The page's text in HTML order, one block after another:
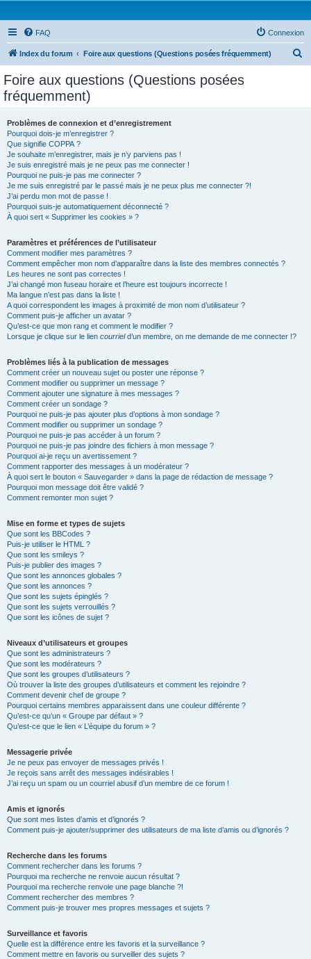
FAQ Connexion
Index du forum Foire aux questions (Questions posées fréquemment)
Foire aux questions (Questions posées
fréquemment)
Problèmes de connexion et d’enregistrement
Pourquoi dois-je m’enregistrer ?
Que signifie COPPA ?
Je souhaite m’enregistrer, mais je n’y parviens pas !
Je suis enregistré mais je ne peux pas me connecter !
Pourquoi ne puis-je pas me connecter ?
Je me suis enregistré par le passé mais je ne peux plus me connecter ?!
J’ai perdu mon mot de passe !
Pourquoi suis-je automatiquement déconnecté ?
À quoi sert « Supprimer les cookies » ?
Paramètres et préférences de l’utilisateur
Comment modifier mes paramètres ?
Comment empêcher mon nom d’apparaître dans la liste des membres connectés ?
Les heures ne sont pas correctes !
J’ai changé mon fuseau horaire et l’heure est toujours incorrecte !
Ma langue n’est pas dans la liste !
A quoi correspondent les images à proximité de mon nom d’utilisateur ?
Comment puis-je afficher un avatar ?
Qu’est-ce que mon rang et comment le modifier ?
Lorsque je clique sur le lien courrield’un membre, on me demande de me connecter !?
Problèmes liés à la publication de messages
Comment créer un nouveau sujet ou poster une réponse ?
Comment modifier ou supprimer un message ?
Comment ajouter une signature à mes messages ?
Comment créer un sondage ?
Pourquoi ne puis-je pas ajouter plus d’options à mon sondage ?
Comment modifier ou supprimer un sondage ?
Pourquoi ne puis-je pas accéder à un forum ?
Pourquoi ne puis-je pas joindre des fichiers à mon message ?
Pourquoi ai-je reçu un avertissement ?
Comment rapporter des messages à un modérateur ?
À quoi sert le bouton « Sauvegarder » dans la page de rédaction de message ?
Pourquoi mon message doit être validé ?
Comment remonter mon sujet ?
Mise en forme et types de sujets
Que sont les BBCodes ?
Puis-je utiliser le HTML ?
Que sont les smileys ?
Puis-je publier des images ?
Que sont les annonces globales ?
Que sont les annonces ?
Que sont les sujets épinglés ?
Que sont les sujets verrouillés ?
Que sont les icônes de sujet ?
Niveaux d’utilisateurs et groupes
Que sont les administrateurs ?
Que sont les modérateurs ?
Que sont les groupes d’utilisateurs ?
Où trouver la liste des groupes d’utilisateurs et comment les rejoindre ?
Comment devenir chef de groupe ?
Pourquoi certains membres apparaissent dans une couleur différente ?
Qu’est-ce qu’un « Groupe par défaut » ?
Qu’est-ce que le lien « L’équipe du forum » ?
Messagerie privée
Je ne peux pas envoyer de messages privés !
Je reçois sans arrêt des messages indésirables !
J’ai reçu un spam ou un courriel abusif d’un membre de ce forum !
Amis et ignorés
Que sont mes listes d’amis et d’ignorés ?
Comment puis-je ajouter/supprimer des utilisateurs de ma liste d’amis ou d’ignorés ?
Recherche dans les forums
Comment rechercher dans les forums ?
Pourquoi ma recherche ne renvoie aucun résultat ?
Pourquoi ma recherche renvoie une page blanche ?!
Comment rechercher des membres ?
Comment puis-je trouver mes propres messages et sujets ?
Surveillance et favoris
Quelle est la différence entre les favoris et la surveillance ?
Comment mettre en favoris ou surveiller des sujets ?